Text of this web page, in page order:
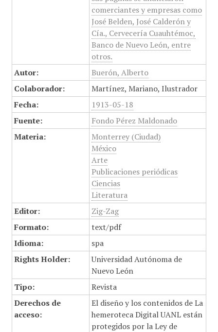
comerciantes y empresas como
José Belden, José Calderón y
Cía., Cervecería Cuauhtémoc,
Banco de Nuevo León, entre
otros.
Autor:
Buerón, Alberto
Colaborador:
Martínez, Mariano, Ilustrador
Fecha:
1913-05-18
Fuente:
Fondo Pérez Maldonado
Materia:
Monterrey (Ciudad)
México
Arte
Publicaciones periódicas
Ciencias
Literatura
Editor:
Zig-Zag
Formato:
text/pdf
Idioma:
spa
Rights Holder:
Universidad Autónoma de
Nuevo León
Tipo:
Revista
Derechos de
acceso:
El diseño y los contenidos de La
hemeroteca Digital UANL están
protegidos por la Ley de